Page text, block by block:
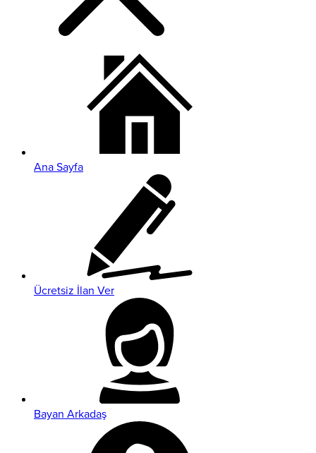
Ana Sayfa
Ücretsiz İlan Ver
Bayan Arkadaş